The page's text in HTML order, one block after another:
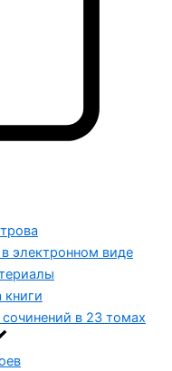
электронном виде
книги
в 23 томах